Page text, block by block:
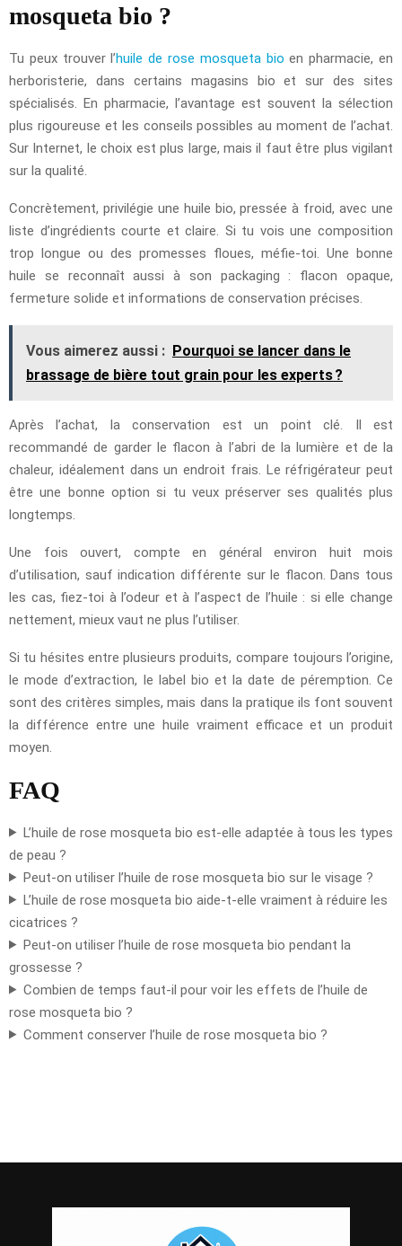
mosqueta bio ?
Tu peux trouver l’huile de rose mosqueta bio en pharmacie, en
herboristerie, dans certains magasins bio et sur des sites
spécialisés. En pharmacie, l’avantage est souvent la sélection
plus rigoureuse et les conseils possibles au moment de l’achat.
Sur Internet, le choix est plus large, mais il faut être plus vigilant
sur la qualité.
Concrètement, privilégie une huile bio, pressée à froid, avec une
liste d’ingrédients courte et claire. Si tu vois une composition
trop longue ou des promesses floues, méfie-toi. Une bonne
huile se reconnaît aussi à son packaging : flacon opaque,
fermeture solide et informations de conservation précises.
Vous aimerez aussi : Pourquoi se lancer dans le
brassage de bière tout grain pour les experts ?
Après l’achat, la conservation est un point clé. Il est
recommandé de garder le flacon à l’abri de la lumière et de la
chaleur, idéalement dans un endroit frais. Le réfrigérateur peut
être une bonne option si tu veux préserver ses qualités plus
longtemps.
Une fois ouvert, compte en général environ huit mois
d’utilisation, sauf indication différente sur le flacon. Dans tous
les cas, fiez-toi à l’odeur et à l’aspect de l’huile : si elle change
nettement, mieux vaut ne plus l’utiliser.
Si tu hésites entre plusieurs produits, compare toujours l’origine,
le mode d’extraction, le label bio et la date de péremption. Ce
sont des critères simples, mais dans la pratique ils font souvent
la différence entre une huile vraiment efficace et un produit
moyen.
FAQ
L’huile de rose mosqueta bio est-elle adaptée à tous les types
de peau ?
Peut-on utiliser l’huile de rose mosqueta bio sur le visage ?
L’huile de rose mosqueta bio aide-t-elle vraiment à réduire les
cicatrices ?
Peut-on utiliser l’huile de rose mosqueta bio pendant la
grossesse ?
Combien de temps faut-il pour voir les effets de l’huile de
rose mosqueta bio ?
Comment conserver l’huile de rose mosqueta bio ?